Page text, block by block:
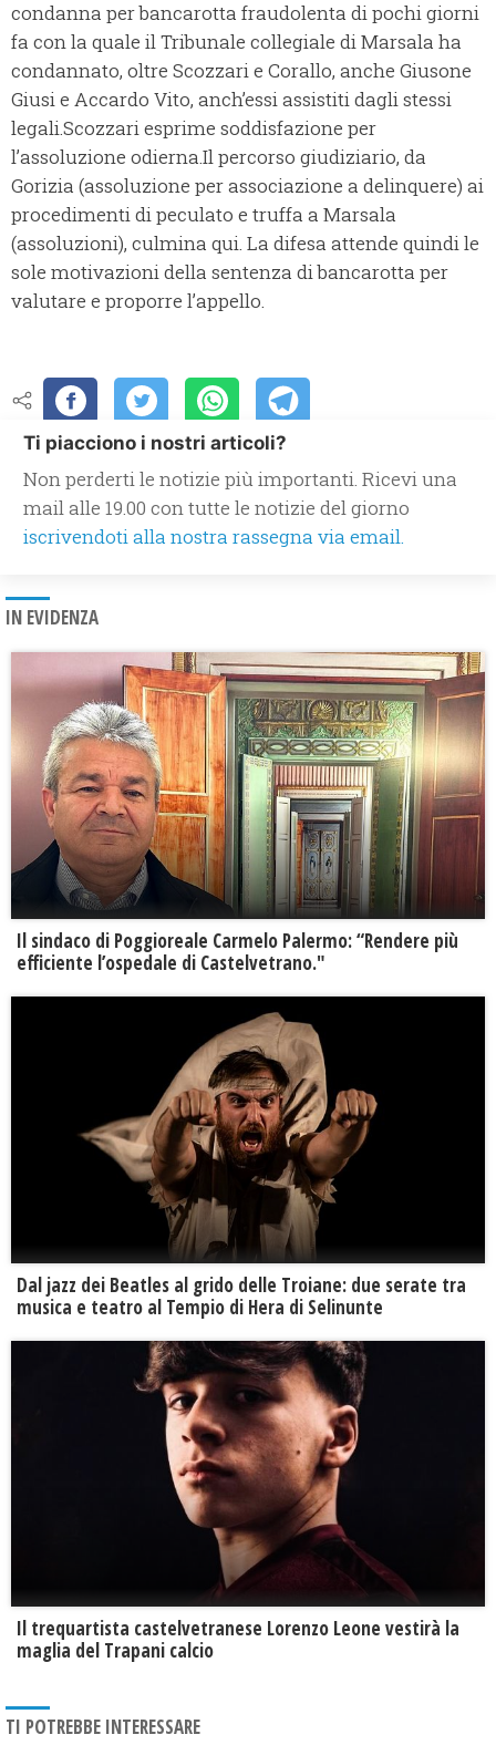
condanna per bancarotta fraudolenta di pochi giorni
fa con la quale il Tribunale collegiale di Marsala ha
condannato, oltre Scozzari e Corallo, anche Giusone
Giusi e Accardo Vito, anch’essi assistiti dagli stessi
legali.Scozzari esprime soddisfazione per
l’assoluzione odierna.Il percorso giudiziario, da
Gorizia (assoluzione per associazione a delinquere) ai
procedimenti di peculato e truffa a Marsala
(assoluzioni), culmina qui. La difesa attende quindi le
sole motivazioni della sentenza di bancarotta per
valutare e proporre l’appello.
Ti piacciono i nostri articoli?
Non perderti le notizie più importanti. Ricevi una
mail alle 19.00 con tutte le notizie del giorno
iscrivendoti alla nostra rassegna via email.
IN EVIDENZA
Il sindaco di Poggioreale Carmelo Palermo: “Rendere più
efficiente l’ospedale di Castelvetrano."
Dal jazz dei Beatles al grido delle Troiane: due serate tra
musica e teatro al Tempio di Hera di Selinunte
Il trequartista castelvetranese Lorenzo Leone vestirà la
maglia del Trapani calcio
TI POTREBBE INTERESSARE